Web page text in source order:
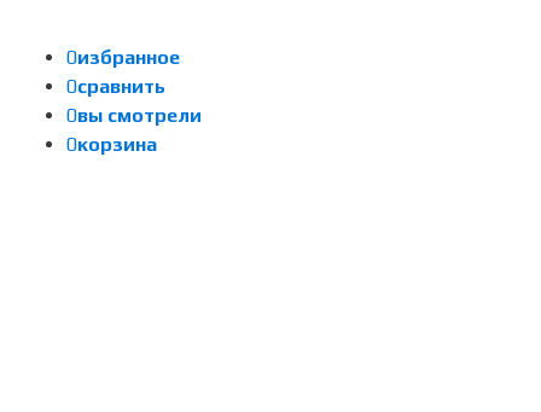
0избранное
0сравнить
0вы смотрели
0корзина